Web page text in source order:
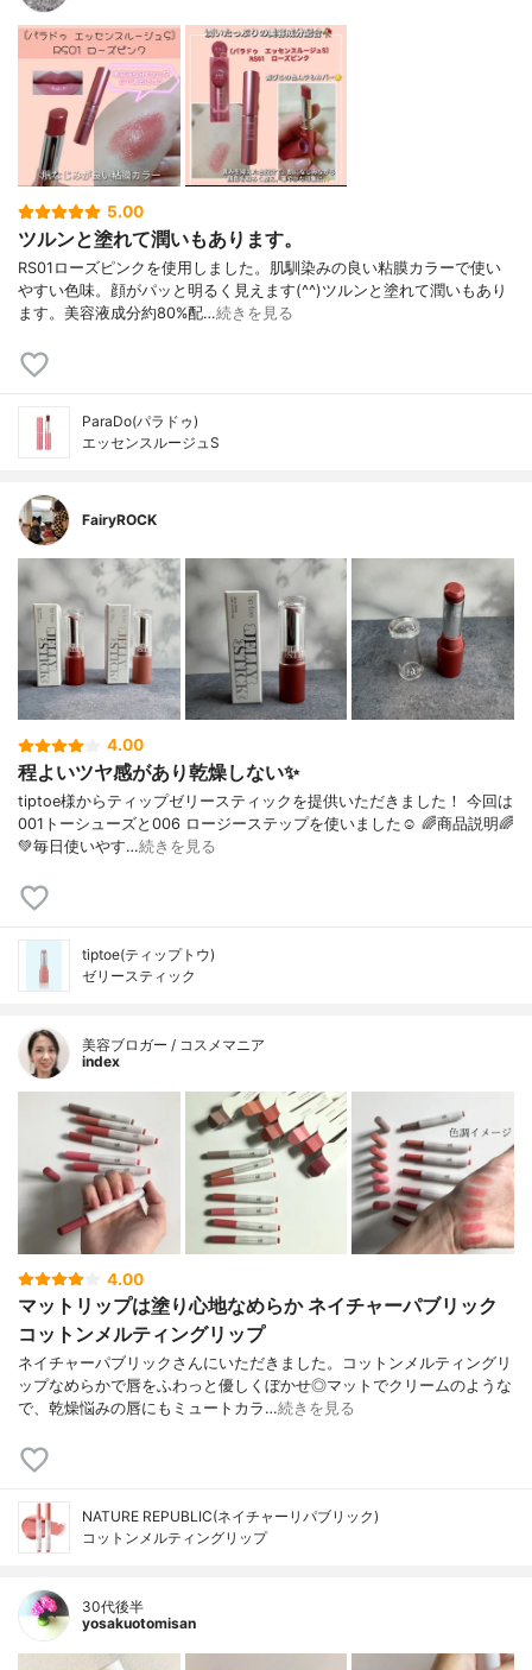
5.00
ツルンと塗れて潤いもあります。
RS01ローズピンクを使用しました。肌馴染みの良い粘膜カラーで使い
やすい色味。顔がパッと明るく見えます(^^)ツルンと塗れて潤いもあり
ます。美容液成分約80%配…続きを見る
ParaDo(パラドゥ)
エッセンスルージュS
FairyROCK
4.00
程よいツヤ感があり乾燥しない✨
tiptoe様からティップゼリースティックを提供いただきました！ 今回は
001トーシューズと006 ロージーステップを使いました☺︎ 🌈商品説明🌈
💚毎日使いやす…続きを見る
tiptoe(ティップトウ)
ゼリースティック
美容ブロガー / コスメマニア
index
4.00
マットリップは塗り心地なめらか ネイチャーパブリック
コットンメルティングリップ
ネイチャーパブリックさんにいただきました。コットンメルティングリ
ップなめらかで唇をふわっと優しくぼかせ◎マットでクリームのような
で、乾燥悩みの唇にもミュートカラ…続きを見る
NATURE REPUBLIC(ネイチャーリパブリック)
コットンメルティングリップ
30代後半
yosakuotomisan